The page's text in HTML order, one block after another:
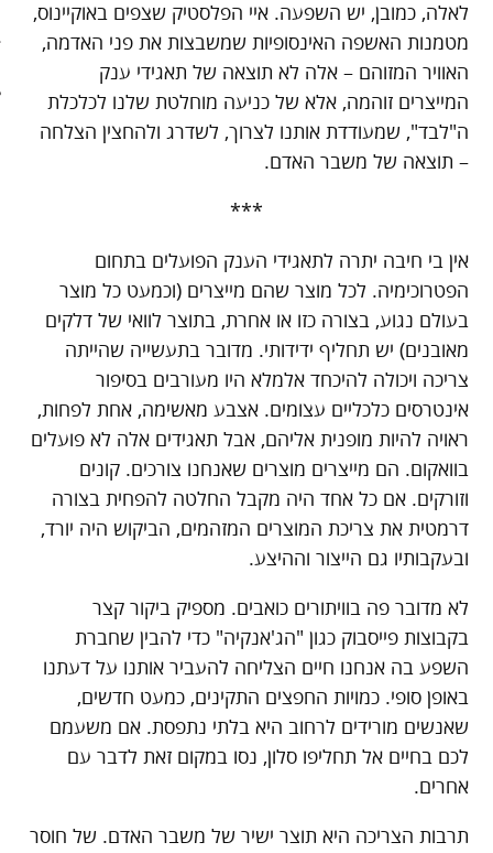
ספרים מומלצים – רשימה שניה
צור קשר
לאלה, כמובן, יש השפעה. איי הפלסטיק שצפים באוקיינוס,
מטמנות האשפה האינסופיות שמשבצות את פני האדמה,
האוויר המזוהם – אלה לא תוצאה של תאגידי ענק
המייצרים זוהמה, אלא של כניעה מוחלטת שלנו לכלכלת
ה"לבד", שמעודדת אותנו לצרוך, לשדרג ולהחצין הצלחה
– תוצאה של משבר האדם.
***
אין בי חיבה יתרה לתאגידי הענק הפועלים בתחום
הפטרוכימיה. לכל מוצר שהם מייצרים (וכמעט כל מוצר
בעולם נגוע, בצורה כזו או אחרת, בתוצר לוואי של דלקים
מאובנים) יש תחליף ידידותי. מדובר בתעשייה שהייתה
צריכה ויכולה להיכחד אלמלא היו מעורבים בסיפור
אינטרסים כלכליים עצומים. אצבע מאשימה, אחת לפחות,
ראויה להיות מופנית אליהם, אבל תאגידים אלה לא פועלים
בוואקום. הם מייצרים מוצרים שאנחנו צורכים. קונים
וזורקים. אם כל אחד היה מקבל החלטה להפחית בצורה
דרמטית את צריכת המוצרים המזהמים, הביקוש היה יורד,
ובעקבותיו גם הייצור וההיצע.
לא מדובר פה בוויתורים כואבים. מספיק ביקור קצר
בקבוצות פייסבוק כגון "הג'אנקיה" כדי להבין שחברת
השפע בה אנחנו חיים הצליחה להעביר אותנו על דעתנו
באופן סופי. כמויות החפצים התקינים, כמעט חדשים,
שאנשים מורידים לרחוב היא בלתי נתפסת. אם משעמם
לכם בחיים אל תחליפו סלון, נסו במקום זאת לדבר עם
אחרים.
תרבות הצריכה היא תוצר ישיר של משבר האדם. של חוסר